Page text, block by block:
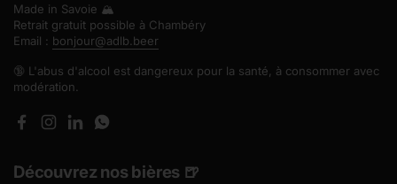
Made in Savoie 🏔️
Retrait gratuit possible à Chambéry
Email : bonjour@adlb.beer
🔞 L'abus d'alcool est dangereux pour la santé, à consommer avec
modération.
FacebookInstagram
LinkedInWhatsApp
Découvrez nos bières 🍺